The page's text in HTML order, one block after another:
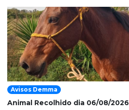
Avisos Demma
Animal Recolhido dia 06/08/2026